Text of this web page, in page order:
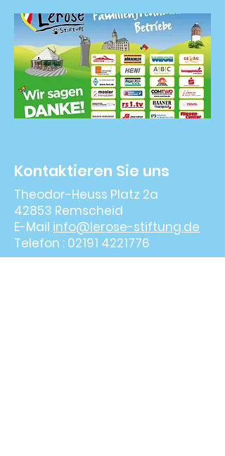
Kontaktieren Sie uns
Theodor-Heuss Platz 2a
42853 Remscheid
E-Mail info@lerose-stiftung.de
Telefon : 02191 4221776